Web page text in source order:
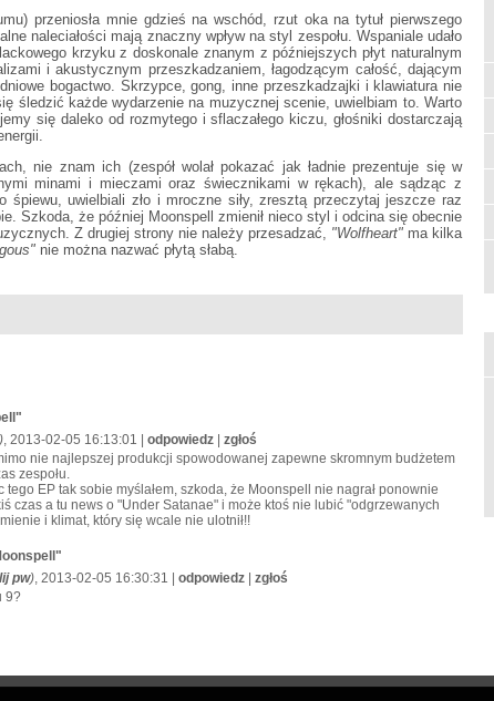
przeniosła mnie gdzieś na wschód, rzut oka na tytuł pierwszego
naleciałości mają znaczny wpływ na styl zespołu. Wspaniale udało
krzyku z doskonale znanym z późniejszych płyt naturalnym
i akustycznym przeszkadzaniem, łagodzącym całość, dającym
bogactwo. Skrzypce, gong, inne przeszkadzajki i klawiatura nie
śledzić każde wydarzenie na muzycznej scenie, uwielbiam to. Warto
się daleko od rozmytego i sflaczałego kiczu, głośniki dostarczają
nie znam ich (zespół wolał pokazać jak ładnie prezentuje się w
minami i mieczami oraz świecznikami w rękach), ale sądząc z
śpiewu, uwielbiali zło i mroczne siły, zresztą przeczytaj jeszcze raz
Szkoda, że później Moonspell zmienił nieco styl i odcina się obecnie
Z drugiej strony nie należy przesadzać, "Wolfheart" ma kilka
nie można nazwać płytą słabą.
), 2013-02-05 16:13:01 | odpowiedz | zgłoś
nie najlepszej produkcji spowodowanej zapewne skromnym budżetem
zespołu.
tego EP tak sobie myślałem, szkoda, że Moonspell nie nagrał ponownie
czas a tu news o "Under Satanae" i może ktoś nie lubić "odgrzewanych
i klimat, który się wcale nie ulotnił!!
pw), 2013-02-05 16:30:31 | odpowiedz | zgłoś
9?